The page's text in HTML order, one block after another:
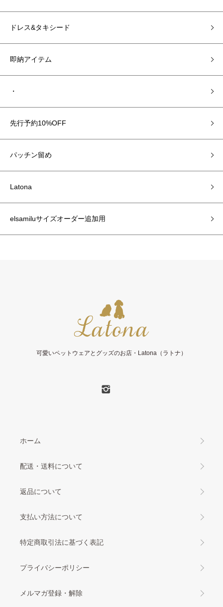
ドレス&タキシード
即納アイテム
・
先行予約10%OFF
パッチン留め
Latona
elsamiluサイズオーダー追加用
可愛いペットウェアとグッズのお店・Latona（ラトナ）
ホーム
配送・送料について
返品について
支払い方法について
特定商取引法に基づく表記
プライバシーポリシー
メルマガ登録・解除